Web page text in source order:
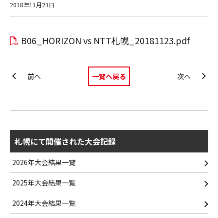
2018年11月23日
B06_HORIZON vs NTT札幌_20181123.pdf
前へ 一覧へ戻る 次へ
札幌にて開催された大会記録
2026年大会結果一覧
2025年大会結果一覧
2024年大会結果一覧